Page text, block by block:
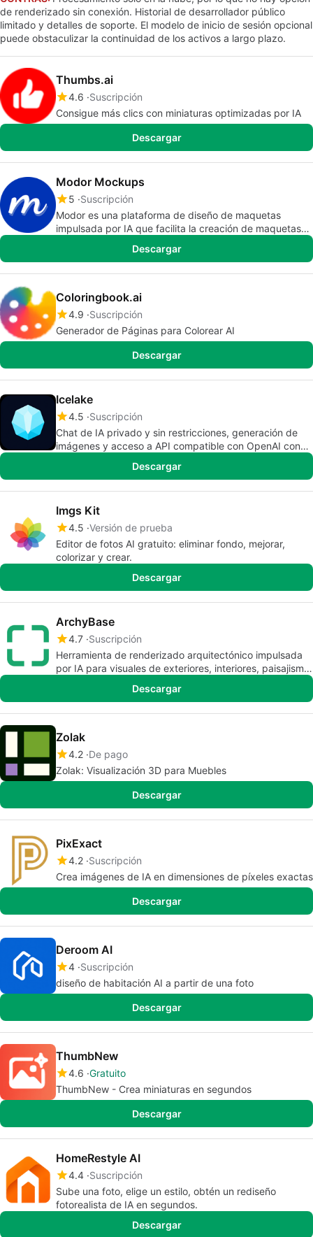
de renderizado sin conexión. Historial de desarrollador público
limitado y detalles de soporte. El modelo de inicio de sesión opcional
puede obstaculizar la continuidad de los activos a largo plazo.
Thumbs.ai
4.6 Suscripción
Consigue más clics con miniaturas optimizadas por IA
Descargar
Modor Mockups
5 Suscripción
Modor es una plataforma de diseño de maquetas
impulsada por IA que facilita la creación de maquetas
Descargar
Coloringbook.ai
4.9 Suscripción
Generador de Páginas para Colorear AI
Descargar
Icelake
4.5 Suscripción
Chat de IA privado y sin restricciones, generación de
imágenes y acceso a API compatible con OpenAI con
Descargar
Imgs Kit
4.5 Versión de prueba
Editor de fotos AI gratuito: eliminar fondo, mejorar,
colorizar y crear.
Descargar
ArchyBase
4.7 Suscripción
Herramienta de renderizado arquitectónico impulsada
por IA para visuales de exteriores, interiores, paisajismo
Descargar
Zolak
4.2 De pago
Zolak: Visualización 3D para Muebles
Descargar
PixExact
4.2 Suscripción
Crea imágenes de IA en dimensiones de píxeles exactas
Descargar
Deroom AI
4 Suscripción
diseño de habitación AI a partir de una foto
Descargar
ThumbNew
4.6 Gratuito
ThumbNew - Crea miniaturas en segundos
Descargar
HomeRestyle AI
4.4 Suscripción
Sube una foto, elige un estilo, obtén un rediseño
fotorealista de IA en segundos.
Descargar